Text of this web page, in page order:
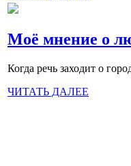
Моё мнение о
Когда речь заходит о
ЧИТАТЬ ДАЛЕЕ